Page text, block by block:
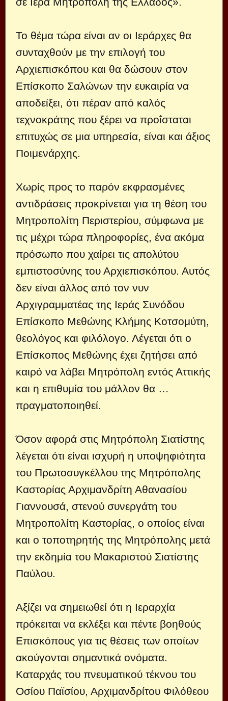
Το θέμα τώρα είναι αν οι Ιεράρχες θα
συνταχθούν με την επιλογή του
Αρχιεπισκόπου και θα δώσουν στον
Επίσκοπο Σαλώνων την ευκαιρία να
αποδείξει, ότι πέραν από καλός
τεχνοκράτης που ξέρει να προΐσταται
επιτυχώς σε μια υπηρεσία, είναι και άξιος
Ποιμενάρχης.
Χωρίς προς το παρόν εκφρασμένες
αντιδράσεις προκρίνεται για τη θέση του
Μητροπολίτη Περιστερίου, σύμφωνα με
τις μέχρι τώρα πληροφορίες, ένα ακόμα
πρόσωπο που χαίρει τις απολύτου
εμπιστοσύνης του Αρχιεπισκόπου. Αυτός
δεν είναι άλλος από τον νυν
Αρχιγραμματέας της Ιεράς Συνόδου
Επίσκοπο Μεθώνης Κλήμης Κοτσομύτη,
θεολόγος και φιλόλογο. Λέγεται ότι ο
Επίσκοπος Μεθώνης έχει ζητήσει από
καιρό να λάβει Μητρόπολη εντός Αττικής
και η επιθυμία του μάλλον θα …
πραγματοποιηθεί.
Όσον αφορά στις Μητρόπολη Σιατίστης
λέγεται ότι είναι ισχυρή η υποψηφιότητα
του Πρωτοσυγκέλλου της Μητρόπολης
Καστορίας Αρχιμανδρίτη Αθανασίου
Γιαννουσά, στενού συνεργάτη του
Μητροπολίτη Καστορίας, ο οποίος είναι
και ο τοποτηρητής της Μητρόπολης μετά
την εκδημία του Μακαριστού Σιατίστης
Παύλου.
Αξίζει να σημειωθεί ότι η Ιεραρχία
πρόκειται να εκλέξει και πέντε βοηθούς
Επισκόπους για τις θέσεις των οποίων
ακούγονται σημαντικά ονόματα.
Καταρχάς του πνευματικού τέκνου του
Οσίου Παϊσίου, Αρχιμανδρίτου Φιλόθεου